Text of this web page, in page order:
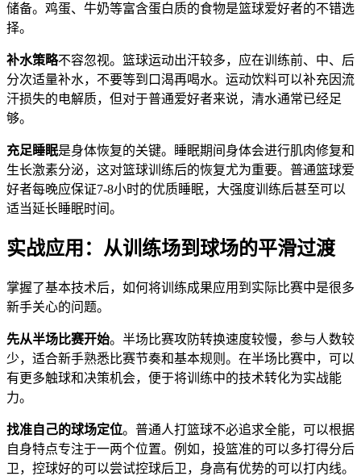
储备。鸡蛋、牛奶等富含蛋白质的食物是篮球爱好者的不错选
择。
补水策略不容忽视。篮球运动出汗较多，应在训练前、中、后
分次适量补水，不要等到口渴再喝水。运动饮料可以补充因流
汗损失的电解质，但对于普通爱好者来说，清水通常已经足
够。
充足睡眠是身体恢复的关键。睡眠期间身体会进行肌肉修复和
生长激素分泌，这对篮球训练后的恢复尤为重要。普通篮球爱
好者每晚应保证7-8小时的优质睡眠，大强度训练后甚至可以
适当延长睡眠时间。
实战应用：从训练场到球场的平滑过渡
掌握了基本技术后，如何将训练成果应用到实际比赛中是很多
新手关心的问题。
先从半场比赛开始。半场比赛攻防转换速度较慢，参与人数较
少，适合新手熟悉比赛节奏和基本规则。在半场比赛中，可以
有更多触球和决策机会，便于将训练中的技术转化为实战能
力。
找准自己的球场定位。普通人打篮球不必追求全能，可以根据
自身特点专注于一两个位置。例如，投篮准的可以多打得分后
卫，控球好的可以尝试控球后卫，身高有优势的可以打内线。